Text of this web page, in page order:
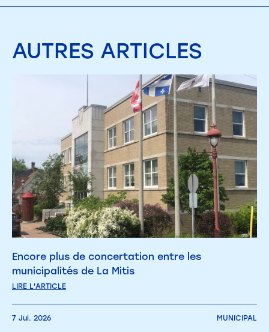
AUTRES ARTICLES
Encore plus de concertation entre les
municipalités de La Mitis
LIRE L'ARTICLE
7 Jui. 2026 MUNICIPAL